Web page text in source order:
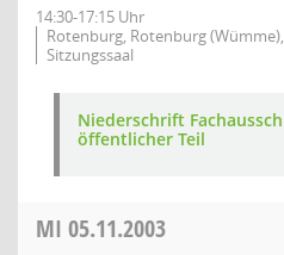
14:30-17:15 Uhr
Rotenburg, Rotenburg
Sitzungssaal
Niederschrift
öffentlicher Teil
MI 05.11.2003